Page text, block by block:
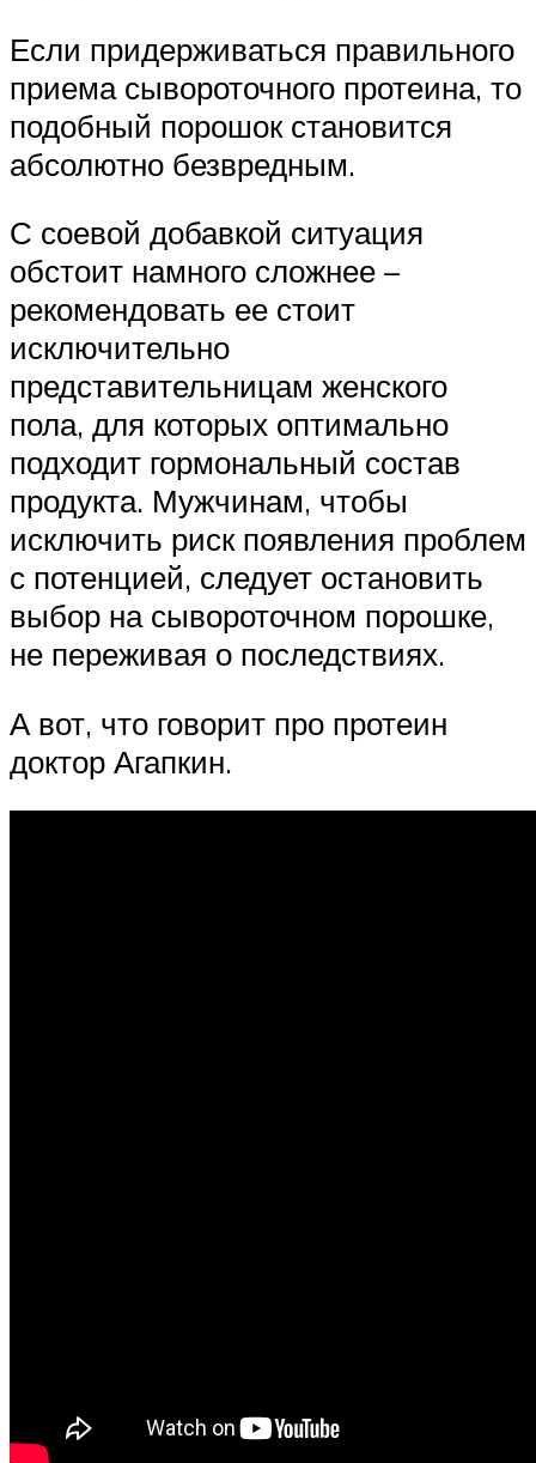
Если придерживаться правильного
приема сывороточного протеина, то
подобный порошок становится
абсолютно безвредным.
С соевой добавкой ситуация
обстоит намного сложнее –
рекомендовать ее стоит
исключительно
представительницам женского
пола, для которых оптимально
подходит гормональный состав
продукта. Мужчинам, чтобы
исключить риск появления проблем
с потенцией, следует остановить
выбор на сывороточном порошке,
не переживая о последствиях.
А вот, что говорит про протеин
доктор Агапкин.